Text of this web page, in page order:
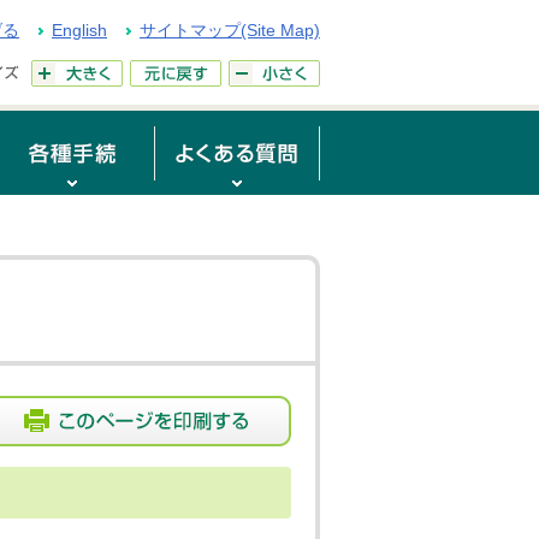
English サイトマップ(Site Map)